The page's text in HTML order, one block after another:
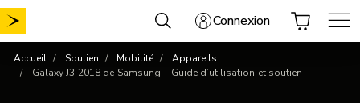
Aller
au
Connexion
Accueil Soutien Mobilité
Appareils
Galaxy J3 2018 de Samsung – Guide d’utilisation et soutien